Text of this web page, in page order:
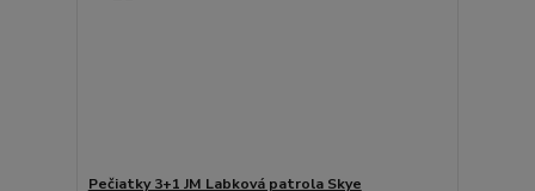
Pečiatky 3+1 JM Labková patrola Skye